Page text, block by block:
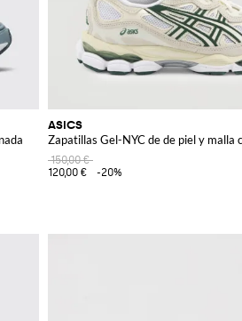
ASICS
Zapatillas Gel-NYC de de piel y malla
150,00 €
120,00 €
-20%